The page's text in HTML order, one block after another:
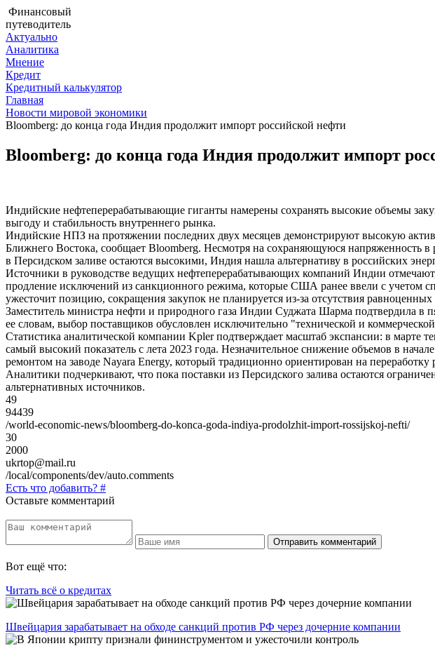
Финансовый
путеводитель
Актуально
Аналитика
Мнение
Кредит
Кредитный калькулятор
Главная
Новости мировой экономики
Bloomberg: до конца года Индия продолжит импорт российской нефти
Bloomberg: до конца года Индия продолжит импорт
Индийские нефтеперерабатывающие гиганты намерены сохранять высокие объемы
выгоду и стабильность внутреннего рынка.
Индийские НПЗ на протяжении последних двух месяцев демонстрируют высокую
Ближнего Востока, сообщает Bloomberg. Несмотря на сохраняющуюся
в Персидском заливе остаются высокими, Индия нашла альтернативу в российских
Источники в руководстве ведущих нефтеперерабатывающих компаний Индии
продление исключений из санкционного режима, которые США ранее ввели с учетом
ужесточит позицию, сокращения закупок не планируется из-за отсутствия
Заместитель министра нефти и природного газа Индии Суджата Шарма подтвердила в
ее словам, выбор поставщиков обусловлен исключительно "технической и
Статистика аналитической компании Kpler подтверждает масштаб экспансии: в марте
самый высокий показатель с лета 2023 года. Незначительное снижение объемов в
ремонтом на заводе Nayara Energy, который традиционно ориентирован на переработку
Аналитики подчеркивают, что пока поставки из Персидского залива остаются
альтернативных источников.
49
94439
/world-economic-news/bloomberg-do-konca-goda-indiya-prodolzhit-import-rossijskoj-nefti/
30
2000
ukrtop@mail.ru
/local/components/dev/auto.comments
Есть что добавить? #
Оставьте комментарий
Вот ещё что:
Читать всё о кредитах
Швейцария зарабатывает на обходе санкций против РФ через дочерние компании